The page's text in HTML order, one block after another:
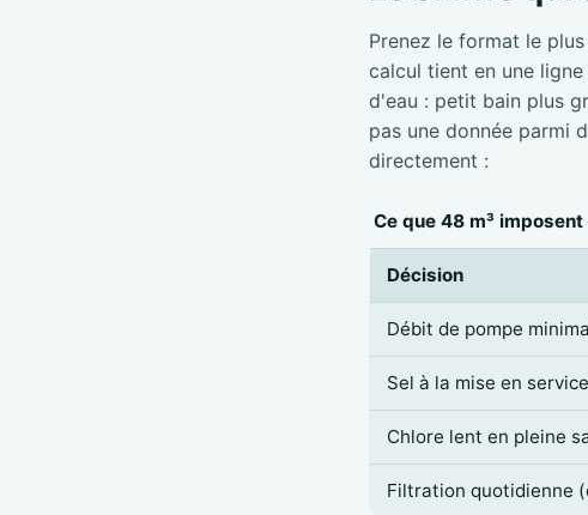
Prenez le format le
calcul tient en une
d'eau : petit bain plus
pas une donnée parmi
directement :
Ce que 48 m³
Décision
Débit de pompe
Sel à la mise en
Chlore lent en pleine
Filtration quotidienne